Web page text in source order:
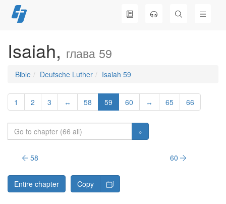
Skip
to
Isaiah, глава 59
Bible Deutsche Luther Isaiah 59
1 2 3 ↔ 58 59 60 ↔ 65 66
»
58 60
Entire chapter Copy